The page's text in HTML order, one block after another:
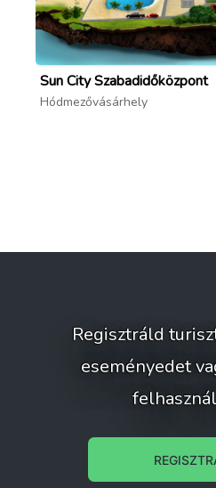
Sun City Szabadidőközpont
Hódmezővásárhely
Regisztráld
eseményedet